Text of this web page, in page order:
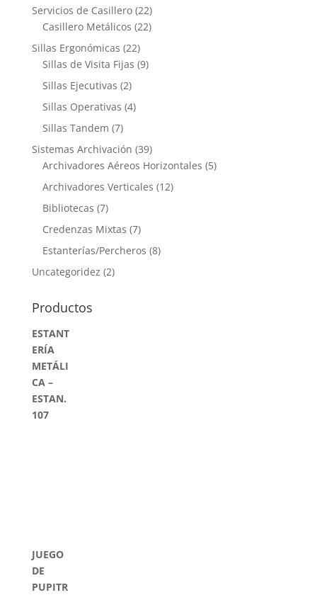
Servicios de Casillero (22)
Casillero Metálicos (22)
Sillas Ergonómicas (22)
Sillas de Visita Fijas (9)
Sillas Ejecutivas (2)
Sillas Operativas (4)
Sillas Tandem (7)
Sistemas Archivación (39)
Archivadores Aéreos Horizontales (5)
Archivadores Verticales (12)
Bibliotecas (7)
Credenzas Mixtas (7)
Estanterías/Percheros (8)
Uncategoridez (2)
Productos
ESTANT
ERÍA
METÁLI
CA –
ESTAN.
107
JUEGO
DE
PUPITR